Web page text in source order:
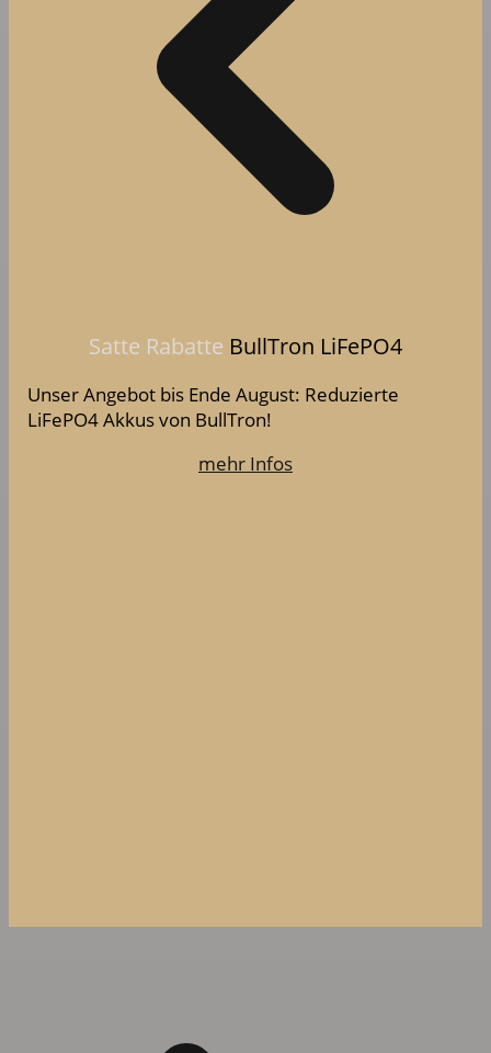
Satte Rabatte BullTron LiFePO4
Unser Angebot bis Ende August: Reduzierte
LiFePO4 Akkus von BullTron!
mehr Infos